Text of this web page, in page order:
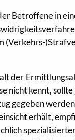
Betroffene in
(Verkehrs-
der
nicht kennt, sollte
gegeben
erhält,